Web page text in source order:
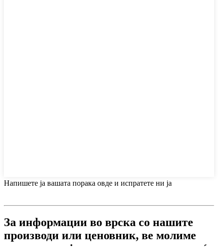
Напишете ја вашата порака овде и испратете ни ја
За информации во врска со нашите
производи или ценовник, ве молиме